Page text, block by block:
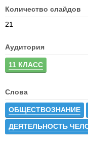
Количество слайдов
21
Аудитория
11 КЛАСС
Слова
ОБЩЕСТВОЗНАНИЕ
ДЕЯТЕЛЬНОСТЬ